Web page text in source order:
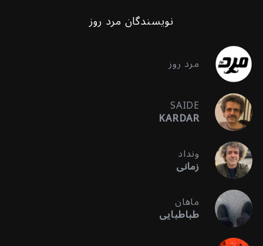
نویسندگان مرد روز
مرد روز
SAIDE
KARDAR
ونداد
زمانی
ماهان
طباطبایی